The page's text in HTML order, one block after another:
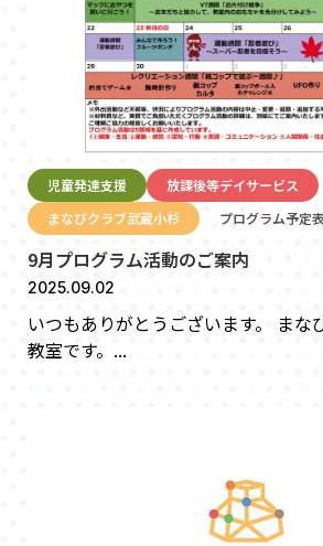
児童発達支援
放課後等デイサービス
まなびクラブ武蔵小杉
プログラム予定表
9月プログラム活動のご案内
2025.09.02
いつもありがとうございます。 まな
教室です。...